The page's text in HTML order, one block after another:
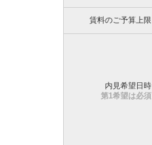
賃料のご予算上限
内見希望日時
第1希望は必須